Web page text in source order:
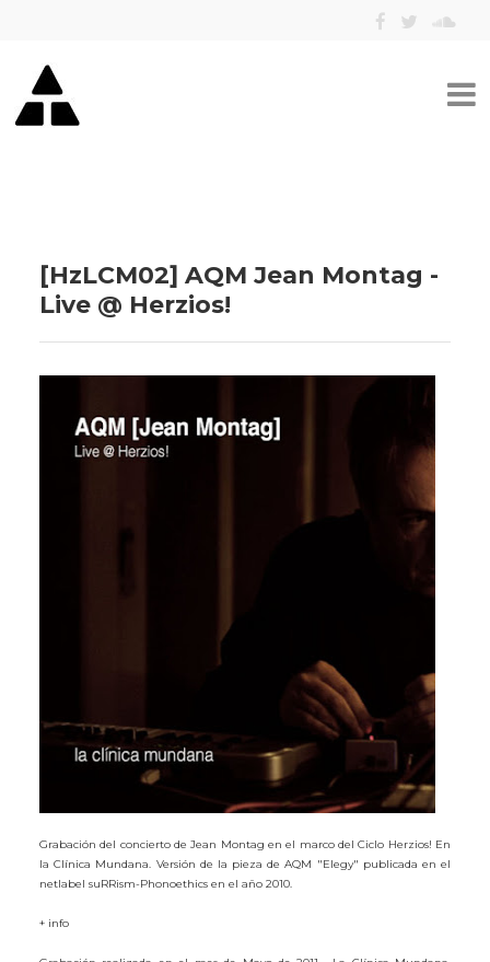
[HzLCM02] AQM Jean Montag -
Live @ Herzios!
Grabación del concierto de Jean Montag en el marco del Ciclo Herzios! En
la Clínica Mundana. Versión de la pieza de AQM "Elegy" publicada en el
netlabel suRRism-Phonoethics en el año 2010.
+ info